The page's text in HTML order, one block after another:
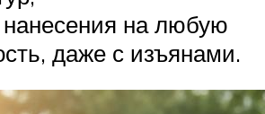
нанесения на любую
даже с изъянами.